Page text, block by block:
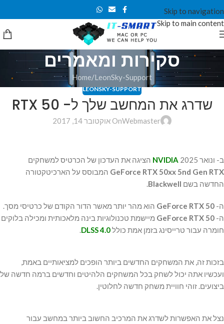
Skip to navigation
Skip to main content
סקירות ומאמרים
Home LeonSky-Support
LEONSKY-SUPPORT
שדרג את המחשב שלך ל- RTX 50
WebmasterOn אוקטובר 14, 2017
ב- ונואר 2025 NVIDIA הציגה את העדכון של הכרטיס למשחקים
GeForce RTX 50xx 5nd Gen RTX המבוסס על הארכיטקטורה
החדשה בשם Blackwell
.
ה- GeForce RTX 50 הוא מהר יותר מאשר הדור הקודם של כרטיסי מסך.
ה- GeForce RTX 50 מיישמת טכנולוגיות בינה מלאכותית ומכילה בלוקים
חומרה עבור טרייסינג בזמן אמת כוללDLSS 4.0
.
בזכות זה, את המשחקים החדשים ביותר הופכים למציאותיים באמת,
ועכשיו אתה יכול לשחק בכל המשחקים הלהיטים וחדשים ברמה חדשה של
ביצועים. זוהי חוויית משחק חדשה לחלוטין.
נצל את האפשרות לשדרג את המרכיב החשוב ביותר במחשב עבור